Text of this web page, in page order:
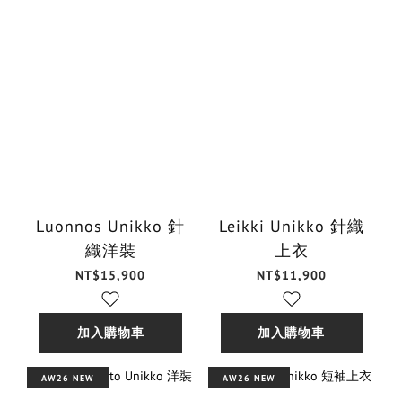
Luonnos Unikko 針
織洋裝
NT$15,900
加入購物車
Leikki Unikko 針織
上衣
NT$11,900
加入購物車
AW26 NEW AW26 NEW